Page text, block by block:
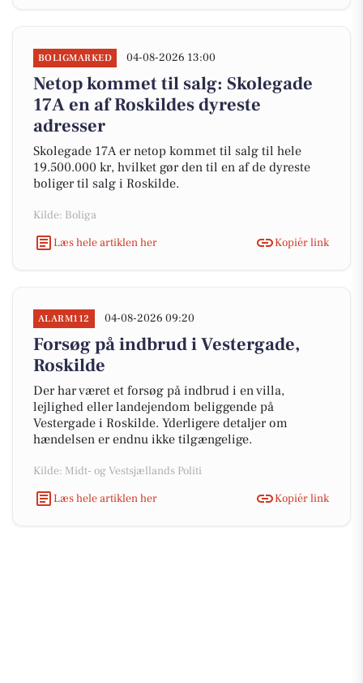
BOLIGMARKED 04-08-2026 13:00
Netop kommet til salg: Skolegade
17A en af Roskildes dyreste
adresser
Skolegade 17A er netop kommet til salg til hele
19.500.000 kr, hvilket gør den til en af de dyreste
boliger til salg i Roskilde.
Kilde: Boliga
Læs hele artiklen her
Kopiér link
ALARM112 04-08-2026 09:20
Forsøg på indbrud i Vestergade,
Roskilde
Der har været et forsøg på indbrud i en villa,
lejlighed eller landejendom beliggende på
Vestergade i Roskilde. Yderligere detaljer om
hændelsen er endnu ikke tilgængelige.
Kilde: Midt- og Vestsjællands Politi
Læs hele artiklen her
Kopiér link